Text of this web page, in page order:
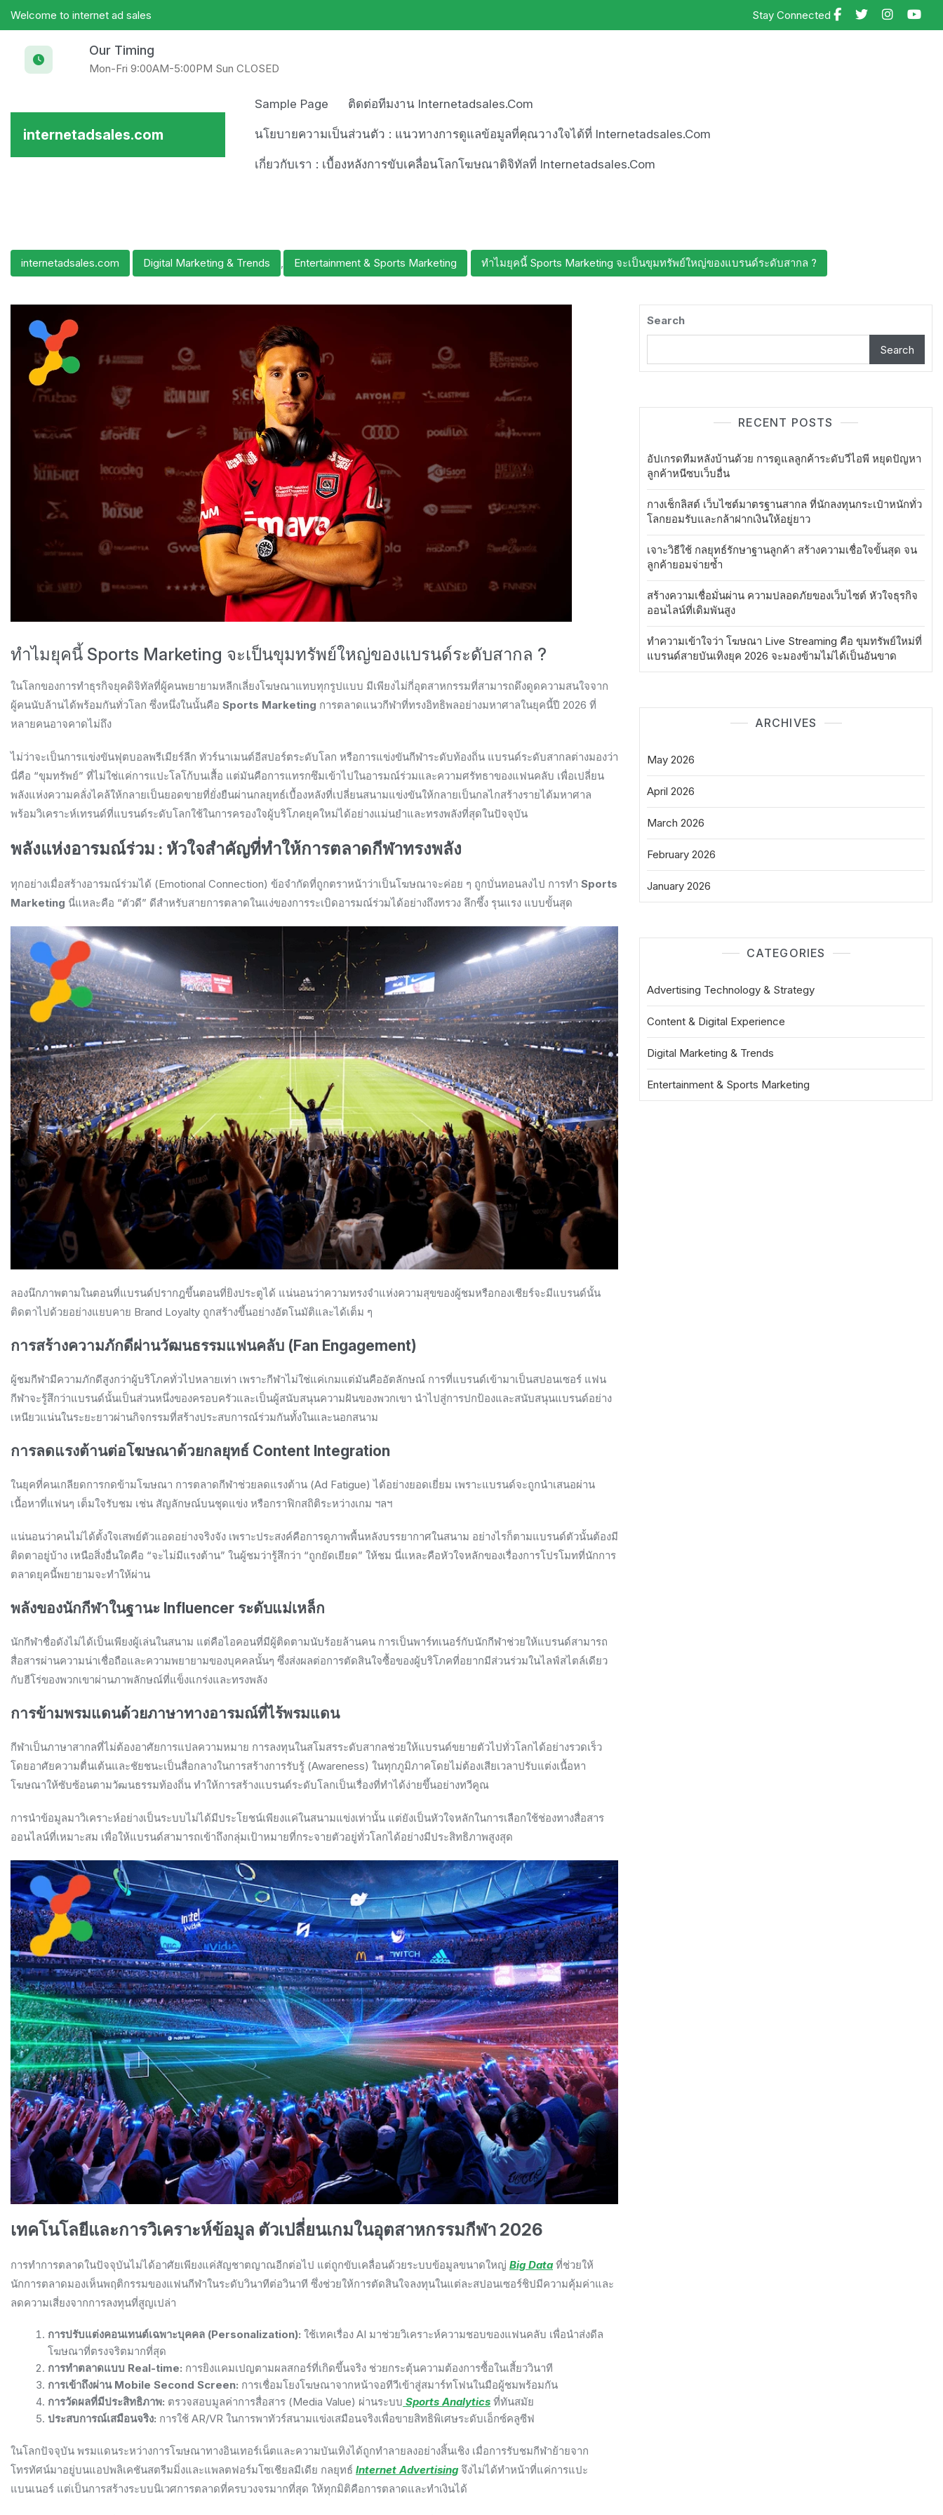
Welcome to internet ad sales Stay Connected
Our Timing
Mon-Fri 9:00AM-5:00PM Sun CLOSED
internetadsales.com
Sample Page ติดต่อทีมงาน Internetadsales.com
นโยบายความเป็นส่วนตัว : แนวทางการดูแลข้อมูลที่คุณวางใจได้ที่ Internetadsales.com
เกี่ยวกับเรา : เบื้องหลังการขับเคลื่อนโลกโฆษณาดิจิทัลที่ Internetadsales.com
internetadsales.com Digital Marketing & Trends , Entertainment & Sports Marketing ทำไมยุคนี้ Sports Marketing จะเป็นขุมทรัพย์ใหญ่ของแบรนด์ระดับสากล ?
ทำไมยุคนี้ Sports Marketing จะเป็นขุมทรัพย์ใหญ่ของแบรนด์ระดับสากล ?
ในโลกของการทำธุรกิจยุคดิจิทัลที่ผู้คนพยายามหลีกเลี่ยงโฆษณาแทบทุกรูปแบบ มีเพียงไม่กี่อุตสาหกรรมที่สามารถดึงดูดความสนใจจาก
ผู้คนนับล้านได้พร้อมกันทั่วโลก ซึ่งหนึ่งในนั้นคือ Sports Marketing การตลาดแนวกีฬาที่ทรงอิทธิพลอย่างมหาศาลในยุคนี้ปี 2026 ที่
หลายคนอาจคาดไม่ถึง
ไม่ว่าจะเป็นการแข่งขันฟุตบอลพรีเมียร์ลีก ทัวร์นาเมนต์อีสปอร์ตระดับโลก หรือการแข่งขันกีฬาระดับท้องถิ่น แบรนด์ระดับสากลต่างมองว่า
นี่คือ “ขุมทรัพย์” ที่ไม่ใช่แค่การแปะโลโก้บนเสื้อ แต่มันคือการแทรกซึมเข้าไปในอารมณ์ร่วมและความศรัทธาของแฟนคลับ เพื่อเปลี่ยน
พลังแห่งความคลั่งไคล้ให้กลายเป็นยอดขายที่ยั่งยืนผ่านกลยุทธ์เบื้องหลังที่เปลี่ยนสนามแข่งขันให้กลายเป็นกลไกสร้างรายได้มหาศาล
พร้อมวิเคราะห์เทรนด์ที่แบรนด์ระดับโลกใช้ในการครองใจผู้บริโภคยุคใหม่ได้อย่างแม่นยำและทรงพลังที่สุดในปัจจุบัน
พลังแห่งอารมณ์ร่วม : หัวใจสำคัญที่ทำให้การตลาดกีฬาทรงพลัง
ทุกอย่างเมื่อสร้างอารมณ์ร่วมได้ (Emotional Connection) ข้อจำกัดที่ถูกตราหน้าว่าเป็นโฆษณาจะค่อย ๆ ถูกบั่นทอนลงไป การทำ Sports
Marketing นี่แหละคือ “ตัวดี” ดีสำหรับสายการตลาดในแง่ของการระเบิดอารมณ์ร่วมได้อย่างถึงทรวง ลึกซึ้ง รุนแรง แบบขั้นสุด
ลองนึกภาพตามในตอนที่แบรนด์ปรากฎขึ้นตอนที่ยิงประตูได้ แน่นอนว่าความทรงจำแห่งความสุขของผู้ชมหรือกองเชียร์จะมีแบรนด์นั้น
ติดตาไปด้วยอย่างแยบคาย Brand Loyalty ถูกสร้างขึ้นอย่างอัตโนมัติและได้เต็ม ๆ
การสร้างความภักดีผ่านวัฒนธรรมแฟนคลับ (Fan Engagement)
ผู้ชมกีฬามีความภักดีสูงกว่าผู้บริโภคทั่วไปหลายเท่า เพราะกีฬาไม่ใช่แค่เกมแต่มันคืออัตลักษณ์ การที่แบรนด์เข้ามาเป็นสปอนเซอร์ แฟน
กีฬาจะรู้สึกว่าแบรนด์นั้นเป็นส่วนหนึ่งของครอบครัวและเป็นผู้สนับสนุนความฝันของพวกเขา นำไปสู่การปกป้องและสนับสนุนแบรนด์อย่าง
เหนียวแน่นในระยะยาวผ่านกิจกรรมที่สร้างประสบการณ์ร่วมกันทั้งในและนอกสนาม
การลดแรงต้านต่อโฆษณาด้วยกลยุทธ์ Content Integration
ในยุคที่คนเกลียดการกดข้ามโฆษณา การตลาดกีฬาช่วยลดแรงต้าน (Ad Fatigue) ได้อย่างยอดเยี่ยม เพราะแบรนด์จะถูกนำเสนอผ่าน
เนื้อหาที่แฟนๆ เต็มใจรับชม เช่น สัญลักษณ์บนชุดแข่ง หรือกราฟิกสถิติระหว่างเกม ฯลฯ
แน่นอนว่าคนไม่ได้ตั้งใจเสพย์ตัวแอดอย่างจริงจัง เพราะประสงค์คือการดูภาพพื้นหลังบรรยากาศในสนาม อย่างไรก็ตามแบรนด์ตัวนั้นต้องมี
ติดตาอยู่บ้าง เหนือสิ่งอื่นใดคือ “จะไม่มีแรงต้าน” ในผู้ชมว่ารู้สึกว่า “ถูกยัดเยียด” ให้ชม นี่แหละคือหัวใจหลักของเรื่องการโปรโมทที่นักการ
ตลาดยุคนี้พยายามจะทำให้ผ่าน
พลังของนักกีฬาในฐานะ Influencer ระดับแม่เหล็ก
นักกีฬาชื่อดังไม่ได้เป็นเพียงผู้เล่นในสนาม แต่คือไอคอนที่มีผู้ติดตามนับร้อยล้านคน การเป็นพาร์ทเนอร์กับนักกีฬาช่วยให้แบรนด์สามารถ
สื่อสารผ่านความน่าเชื่อถือและความพยายามของบุคคลนั้นๆ ซึ่งส่งผลต่อการตัดสินใจซื้อของผู้บริโภคที่อยากมีส่วนร่วมในไลฟ์สไตล์เดียว
กับฮีโร่ของพวกเขาผ่านภาพลักษณ์ที่แข็งแกร่งและทรงพลัง
การข้ามพรมแดนด้วยภาษาทางอารมณ์ที่ไร้พรมแดน
กีฬาเป็นภาษาสากลที่ไม่ต้องอาศัยการแปลความหมาย การลงทุนในสโมสรระดับสากลช่วยให้แบรนด์ขยายตัวไปทั่วโลกได้อย่างรวดเร็ว
โดยอาศัยความตื่นเต้นและชัยชนะเป็นสื่อกลางในการสร้างการรับรู้ (Awareness) ในทุกภูมิภาคโดยไม่ต้องเสียเวลาปรับแต่งเนื้อหา
โฆษณาให้ซับซ้อนตามวัฒนธรรมท้องถิ่น ทำให้การสร้างแบรนด์ระดับโลกเป็นเรื่องที่ทำได้ง่ายขึ้นอย่างทวีคูณ
การนำข้อมูลมาวิเคราะห์อย่างเป็นระบบไม่ได้มีประโยชน์เพียงแค่ในสนามแข่งเท่านั้น แต่ยังเป็นหัวใจหลักในการเลือกใช้ช่องทางสื่อสาร
ออนไลน์ที่เหมาะสม เพื่อให้แบรนด์สามารถเข้าถึงกลุ่มเป้าหมายที่กระจายตัวอยู่ทั่วโลกได้อย่างมีประสิทธิภาพสูงสุด
เทคโนโลยีและการวิเคราะห์ข้อมูล ตัวเปลี่ยนเกมในอุตสาหกรรมกีฬา 2026
การทำการตลาดในปัจจุบันไม่ได้อาศัยเพียงแค่สัญชาตญาณอีกต่อไป แต่ถูกขับเคลื่อนด้วยระบบข้อมูลขนาดใหญ่ Big Data ที่ช่วยให้
นักการตลาดมองเห็นพฤติกรรมของแฟนกีฬาในระดับวินาทีต่อวินาที ซึ่งช่วยให้การตัดสินใจลงทุนในแต่ละสปอนเซอร์ชิปมีความคุ้มค่าและ
ลดความเสี่ยงจากการลงทุนที่สูญเปล่า
การปรับแต่งคอนเทนต์เฉพาะบุคคล (Personalization): ใช้เทคเรื่อง AI มาช่วยวิเคราะห์ความชอบของแฟนคลับ เพื่อนำส่งดีล
โฆษณาที่ตรงจริตมากที่สุด
การทำตลาดแบบ Real-time: การยิงแคมเปญตามผลสกอร์ที่เกิดขึ้นจริง ช่วยกระตุ้นความต้องการซื้อในเสี้ยววินาที
การเข้าถึงผ่าน Mobile Second Screen: การเชื่อมโยงโฆษณาจากหน้าจอทีวีเข้าสู่สมาร์ทโฟนในมือผู้ชมพร้อมกัน
การวัดผลที่มีประสิทธิภาพ: ตรวจสอบมูลค่าการสื่อสาร (Media Value) ผ่านระบบ Sports Analytics ที่ทันสมัย
ประสบการณ์เสมือนจริง: การใช้ AR/VR ในการพาทัวร์สนามแข่งเสมือนจริงเพื่อขายสิทธิพิเศษระดับเอ็กซ์คลูซีฟ
ในโลกปัจจุบัน พรมแดนระหว่างการโฆษณาทางอินเทอร์เน็ตและความบันเทิงได้ถูกทำลายลงอย่างสิ้นเชิง เมื่อการรับชมกีฬาย้ายจาก
โทรทัศน์มาอยู่บนแอปพลิเคชันสตรีมมิ่งและแพลตฟอร์มโซเชียลมีเดีย กลยุทธ์ Internet Advertisingจึงไม่ได้ทำหน้าที่แค่การแปะ
แบนเนอร์ แต่เป็นการสร้างระบบนิเวศการตลาดที่ครบวงจรมากที่สุด ให้ทุกมิติคือการตลาดและทำเงินได้
Search
Search
RECENT POSTS
อัปเกรดทีมหลังบ้านด้วย การดูแลลูกค้าระดับวีไอพี หยุดปัญหา
ลูกค้าหนีซบเว็บอื่น
กางเช็กลิสต์ เว็บไซต์มาตรฐานสากล ที่นักลงทุนกระเป๋าหนักทั่ว
โลกยอมรับและกล้าฝากเงินให้อยู่ยาว
เจาะวิธีใช้ กลยุทธ์รักษาฐานลูกค้า สร้างความเชื่อใจขั้นสุด จน
ลูกค้ายอมจ่ายซ้ำ
สร้างความเชื่อมั่นผ่าน ความปลอดภัยของเว็บไซต์ หัวใจธุรกิจ
ออนไลน์ที่เดิมพันสูง
ทำความเข้าใจว่า โฆษณา Live Streaming คือ ขุมทรัพย์ใหม่ที่
แบรนด์สายบันเทิงยุค 2026 จะมองข้ามไม่ได้เป็นอันขาด
ARCHIVES
May 2026
April 2026
March 2026
February 2026
January 2026
CATEGORIES
Advertising Technology & Strategy
Content & Digital Experience
Digital Marketing & Trends
Entertainment & Sports Marketing